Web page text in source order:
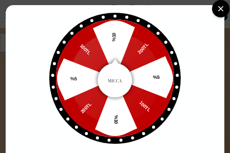
0
%10
200TL
100TL
%10
200TL
100TL